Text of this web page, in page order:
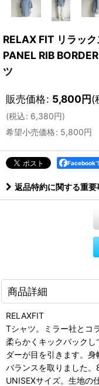
RELAX FIT リラッ
PANEL RIB
ツ
販売価格: 5,800円(
(税込: 6,380円)
希望小売価格: 5,800円
Facebook
返品特約に関する重要
商品詳細
RELAXFIT
Tシャツ。ミラー社とコ
柔らかくキックバック
ダーが目を引きます。
バランスを取りました。
UNISEXサイズ。生地の